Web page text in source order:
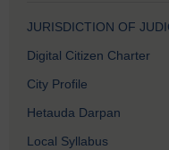
JURISDICTION OF
Digital Citizen Charter
City Profile
Hetauda Darpan
Local Syllabus